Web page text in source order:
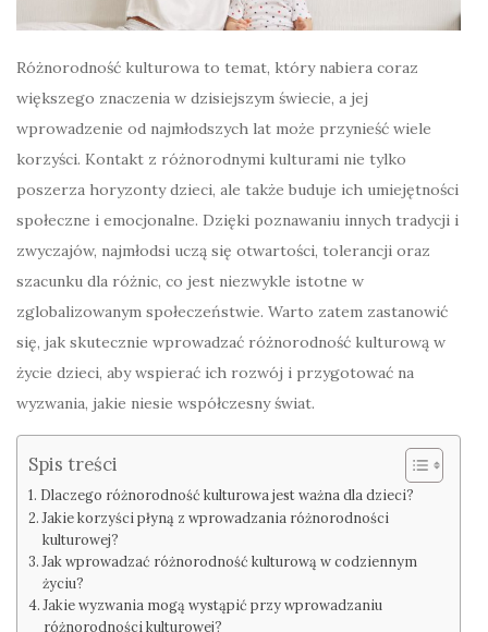
Różnorodność kulturowa to temat, który nabiera coraz
większego znaczenia w dzisiejszym świecie, a jej
wprowadzenie od najmłodszych lat może przynieść wiele
korzyści. Kontakt z różnorodnymi kulturami nie tylko
poszerza horyzonty dzieci, ale także buduje ich umiejętności
społeczne i emocjonalne. Dzięki poznawaniu innych tradycji i
zwyczajów, najmłodsi uczą się otwartości, tolerancji oraz
szacunku dla różnic, co jest niezwykle istotne w
zglobalizowanym społeczeństwie. Warto zatem zastanowić
się, jak skutecznie wprowadzać różnorodność kulturową w
życie dzieci, aby wspierać ich rozwój i przygotować na
wyzwania, jakie niesie współczesny świat.
Spis treści
Dlaczego różnorodność kulturowa jest ważna dla dzieci?
Jakie korzyści płyną z wprowadzania różnorodności
kulturowej?
Jak wprowadzać różnorodność kulturową w codziennym
życiu?
Jakie wyzwania mogą wystąpić przy wprowadzaniu
różnorodności kulturowej?